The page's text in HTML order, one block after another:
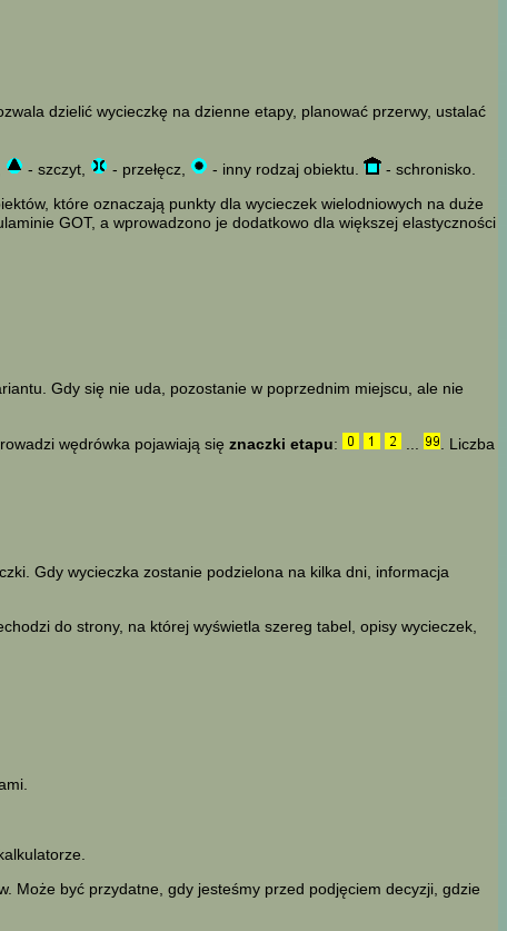
dzielić wycieczkę na dzienne etapy, planować przerwy, ustalać
- szczyt, - przełęcz, - inny rodzaj obiektu.
- schronisko.
które oznaczają punkty dla wycieczek wielodniowych na duże
GOT, a wprowadzono je dodatkowo dla większej elastyczności
Gdy się nie uda, pozostanie w poprzednim miejscu, ale nie
wędrówka pojawiają się znaczki etapu:
. Liczba
Gdy wycieczka zostanie podzielona na kilka dni, informacja
do strony, na której wyświetla szereg tabel, opisy wycieczek,
Może być przydatne, gdy jesteśmy przed podjęciem decyzji, gdzie